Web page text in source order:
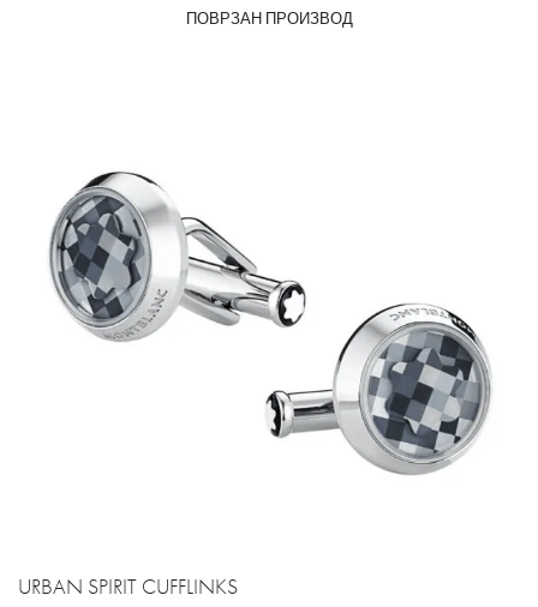
ПОВРЗАН ПРОИЗВОД
URBAN SPIRIT CUFFLINKS